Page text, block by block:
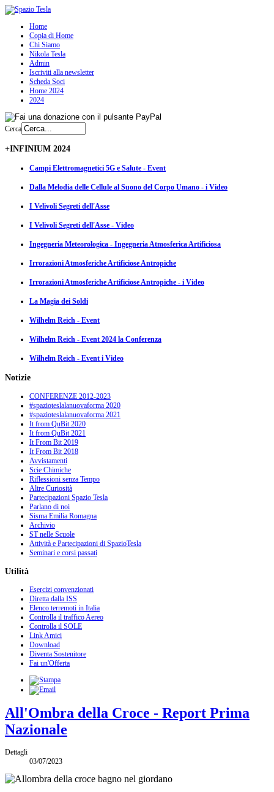
Home
Copia di Home
Chi Siamo
Nikola Tesla
Admin
Iscriviti alla newsletter
Scheda Soci
Home 2024
2024
Cerca
+INFINIUM 2024
Campi Elettromagnetici 5G e Salute - Event
Dalla Melodia delle Cellule al Suono del Corpo Umano - i Video
I Velivoli Segreti dell'Asse
I Velivoli Segreti dell'Asse - Video
Ingegneria Meteorologica - Ingegneria Atmosferica Artificiosa
Irrorazioni Atmosferiche Artificiose Antropiche
Irrorazioni Atmosferiche Artificiose Antropiche - i Video
La Magia dei Soldi
Wilhelm Reich - Event
Wilhelm Reich - Event 2024 la Conferenza
Wilhelm Reich - Event i Video
Notizie
CONFERENZE 2012-2023
#spazioteslalanuovaforma 2020
#spazioteslalanuovaforma 2021
It from QuBit 2020
It from QuBit 2021
It From Bit 2019
It From Bit 2018
Avvistamenti
Scie Chimiche
Riflessioni senza Tempo
Altre Curiosità
Partecipazioni Spazio Tesla
Parlano di noi
Sisma Emilia Romagna
Archivio
ST nelle Scuole
Attività e Partecipazioni di SpazioTesla
Seminari e corsi passati
Utilità
Esercizi convenzionati
Diretta dalla ISS
Elenco terremoti in Italia
Controlla il traffico Aereo
Controlla il SOLE
Link Amici
Download
Diventa Sostenitore
Fai un'Offerta
All'Ombra della Croce - Report Prima
Nazionale
Dettagli
03/07/2023